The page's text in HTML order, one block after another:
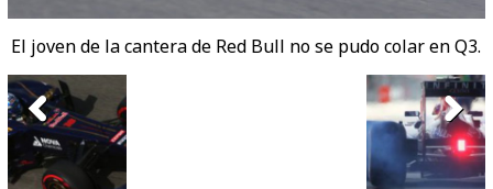
El joven de la cantera de Red Bull no se pudo colar en Q3.